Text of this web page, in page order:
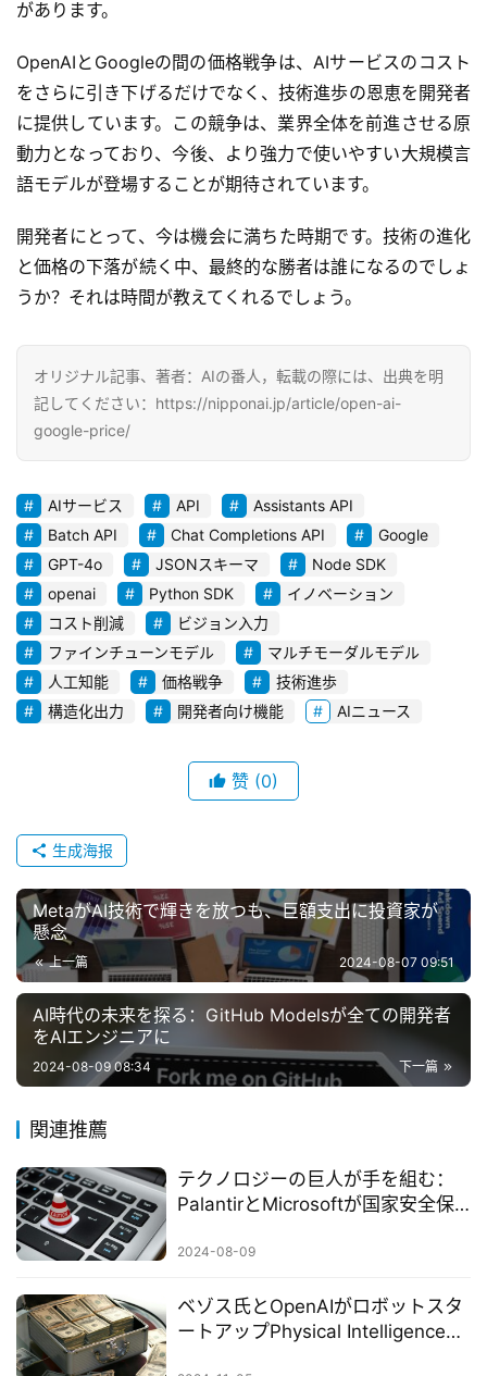
入
3
D
プ
リ
ン
サ
ー
ビ
ツ
セ
ッ
ト
A
I
活
用
合
わ
せ
があります。
OpenAIとGoogleの間の価格戦争は、AIサービスのコスト
をさらに引き下げるだけでなく、技術進歩の恩恵を開発者
に提供しています。この競争は、業界全体を前進させる原
動力となっており、今後、より強力で使いやすい大規模言
語モデルが登場することが期待されています。
開発者にとって、今は機会に満ちた時期です。技術の進化
と価格の下落が続く中、最終的な勝者は誰になるのでしょ
うか？それは時間が教えてくれるでしょう。
オリジナル記事、著者：AIの番人，転載の際には、出典を明
記してください：https://nipponai.jp/article/open-ai-
google-price/
AIサービス API
Assistants API
Batch API
Chat Completions API
Google
GPT-4o
JSONスキーマ
Node SDK
openai
Python SDK
イノベーション
コスト削減
ビジョン入力
ファインチューンモデル
マルチモーダルモデル
人工知能
価格戦争
技術進歩
構造化出力
開発者向け機能 AIニュース
赞 (0)
生成海报
MetaがAI技術で輝きを放つも、巨額支出に投資家が
懸念
上一篇 2024-08-07 09:51
AI時代の未来を探る：GitHub Modelsが全ての開発者
をAIエンジニアに
下一篇
2024-08-09 08:34
関連推薦
テクノロジーの巨人が手を組む：
PalantirとMicrosoftが国家安全保
2024-08-09
ベゾス氏とOpenAIがロボットスタ
ートアップPhysical Intelligenceに